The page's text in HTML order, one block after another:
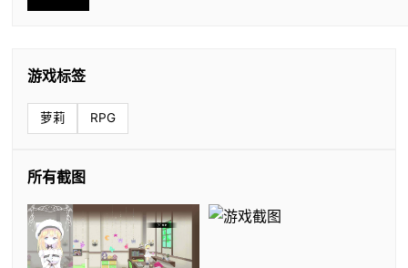
游戏标签
萝莉 RPG
所有截图